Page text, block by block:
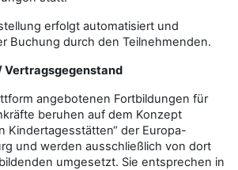
erfolgt automatisiert und
Buchung durch den Teilnehmenden.
Vertragsgegenstand
angebotenen Fortbildungen für
beruhen auf dem Konzept
Kindertagesstätten“ der Europa-
und werden ausschließlich von dort
umgesetzt. Sie entsprechen in